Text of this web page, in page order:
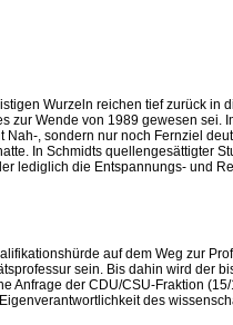
Wurzeln reichen tief zurück
Wende von 1989 gewesen
, sondern nur noch Fernziel
In Schmidts quellengesättigter
lediglich die Entspannungs- und
auf dem Weg zur
sein. Bis dahin wird der
der CDU/CSU-Fraktion
des